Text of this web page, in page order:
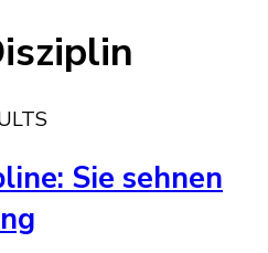
Sie sehnen